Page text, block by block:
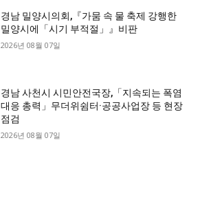
경남 밀양시의회,『가뭄 속 물 축제 강행한
밀양시에「시기 부적절」』비판
2026년 08월 07일
경남 사천시 시민안전국장,「지속되는 폭염
대응 총력」무더위쉼터·공공사업장 등 현장
점검
2026년 08월 07일